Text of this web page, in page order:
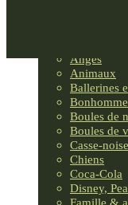
Anges
Animaux
Ballerines
Boules de
Boules de
Casse-
Chiens
Coca-Cola
Disney,